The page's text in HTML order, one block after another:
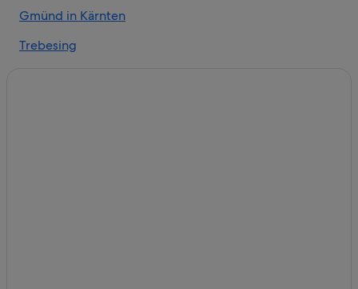
Pousadas in Gemeinde Mallnitz
Hotels nahe Goldeckbahn
Gmünd in Kärnten
Trebesing